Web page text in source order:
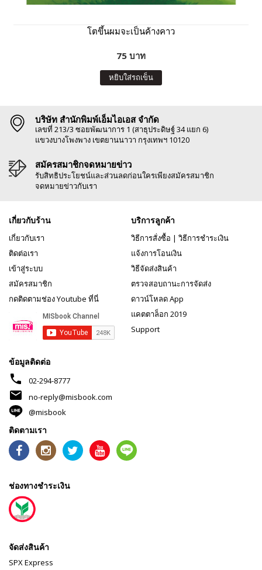
โตขึ้นผมจะเป็นค้างคาว
75 บาท
หยิบใส่รถเข็น
บริษัท สำนักพิมพ์เอ็มไอเอส จำกัด
เลขที่ 213/3 ซอยพัฒนาการ 1 (สาธุประดิษฐ์ 34 แยก 6)
แขวงบางโพงพาง เขตยานนาวา กรุงเทพฯ 10120
สมัครสมาชิกจดหมายข่าว
รับสิทธิประโยชน์และส่วนลดก่อนใครเพียงสมัครสมาชิก
จดหมายข่าวกับเรา
เกี่ยวกับร้าน
เกี่ยวกับเรา
ติดต่อเรา
เข้าสู่ระบบ
สมัครสมาชิก
กดติดตามช่อง Youtube ที่นี่
บริการลูกค้า
วิธีการสั่งซื้อ | วิธีการชำระเงิน
แจ้งการโอนเงิน
วิธีจัดส่งสินค้า
ตรวจสอบถานะการจัดส่ง
ดาวน์โหลด App
แคตตาล็อก 2019
Support
ข้อมูลติดต่อ
phone 02-294-8777
mail
no-reply@misbook.com
@misbook
ติดตามเรา
ช่องทางชำระเงิน
จัดส่งสินค้า
SPX Express